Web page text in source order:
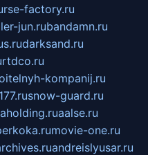
factory.ru
jun.rubandamn.ru
darksand.ru
rtdco.ru
kompanij.ru
snow-guard.ru
aalse.ru
movie-one.ru
andreislyusar.ru